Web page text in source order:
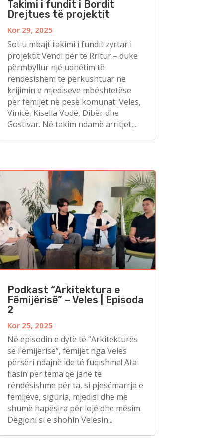
Takimi i fundit i Bordit
Drejtues të projektit
Kor 29, 2025
Sot u mbajt takimi i fundit zyrtar i
projektit Vendi për të Rritur – duke
përmbyllur një udhëtim të
rëndësishëm të përkushtuar në
krijimin e mjediseve mbështetëse
për fëmijët në pesë komunat: Veles,
Vinicë, Kisella Vodë, Dibër dhe
Gostivar. Në takim ndamë arritjet,...
Podkast “Arkitektura e
Fëmijërisë” – Veles | Episoda
2
Kor 25, 2025
Në episodin e dytë të “Arkitekturës
së Fëmijërisë”, fëmijët nga Veles
përsëri ndajnë ide të fuqishme! Ata
flasin për tema që janë të
rëndësishme për ta, si pjesëmarrja e
fëmijëve, siguria, mjedisi dhe më
shumë hapësira për lojë dhe mësim.
Dëgjoni si e shohin Velesin...